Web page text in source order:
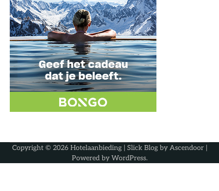
Copyright © 2026 Hotelaanbieding| Slick Blog by Ascendoor|
Powered by WordPress.